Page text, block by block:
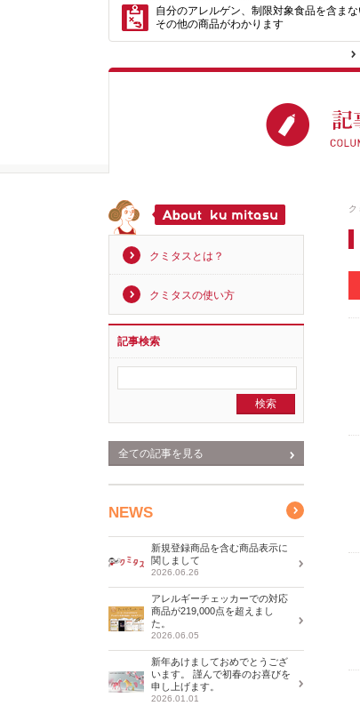
自分のアレルゲン、制限対象食品を含ま
その他の商品がわかります
ク
クミタスとは？
クミタスの使い方
記事検索
全ての記事を見る
NEWS
新規登録商品を含む商品表示に
関しまして
2026.06.26
アレルギーチェッカーでの対応
商品が219,000点を超えまし
た。
2026.06.05
新年あけましておめでとうござ
います。 謹んで初春のお喜びを
申し上げます。
2026.01.01